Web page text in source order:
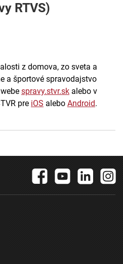
RTVS)
z domova, zo sveta a
a športové spravodajstvo
spravy.stvr.sk alebo v
pre iOS alebo Android.